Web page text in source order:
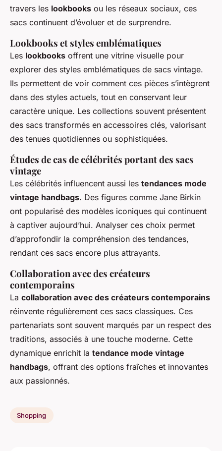
travers les lookbooks ou les réseaux sociaux, ces
sacs continuent d’évoluer et de surprendre.
Lookbooks et styles emblématiques
Les lookbooks offrent une vitrine visuelle pour
explorer des styles emblématiques de sacs vintage.
Ils permettent de voir comment ces pièces s’intègrent
dans des styles actuels, tout en conservant leur
caractère unique. Les collections souvent présentent
des sacs transformés en accessoires clés, valorisant
des tenues quotidiennes ou sophistiquées.
Études de cas de célébrités portant des sacs
vintage
Les célébrités influencent aussi les tendances mode
vintage handbags. Des figures comme Jane Birkin
ont popularisé des modèles iconiques qui continuent
à captiver aujourd’hui. Analyser ces choix permet
d’approfondir la compréhension des tendances,
rendant ces sacs encore plus attrayants.
Collaboration avec des créateurs
contemporains
La collaboration avec des créateurs contemporains
réinvente régulièrement ces sacs classiques. Ces
partenariats sont souvent marqués par un respect des
traditions, associés à une touche moderne. Cette
dynamique enrichit la tendance mode vintage
handbags, offrant des options fraîches et innovantes
aux passionnés.
Shopping